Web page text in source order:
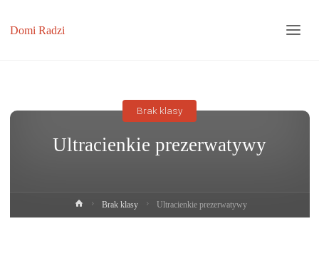
Domi Radzi
Ultracienkie prezerwatywy
Brak klasy
Strona
główna
Brak klasy Ultracienkie prezerwatywy